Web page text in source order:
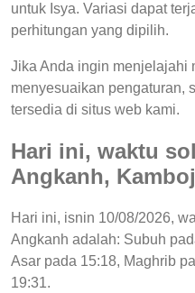
untuk Isya. Variasi dapat
perhitungan yang dipilih.
Jika Anda ingin menjelajahi
menyesuaikan pengaturan,
tersedia di situs web kami.
Hari ini, waktu
Angkanh,
Hari ini, isnin 10/08/2026,
Angkanh adalah: Subuh
Asar pada 15:18, Maghrib
19:31.